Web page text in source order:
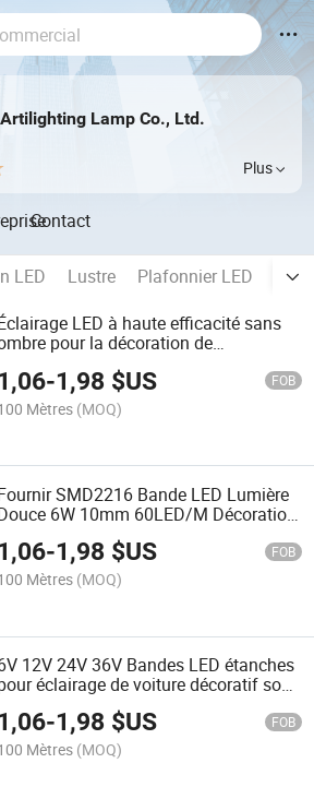
Lamp Co., Ltd.
Plus
Contact
LED Lustre Plafonnier LED
LED à haute efficacité sans
pour la décoration de
-1,98 $US FOB
Mètres (MOQ)
SMD2216 Bande LED Lumière
6W 10mm 60LED/M Décoration
de Cabinet et Armoire
-1,98 $US FOB
Mètres (MOQ)
12V 24V 36V Bandes LED étanches
éclairage de voiture décoratif sous
-1,98 $US FOB
Mètres (MOQ)